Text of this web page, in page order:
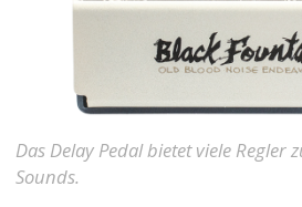
Das Delay Pedal bietet viele Regler
Sounds.